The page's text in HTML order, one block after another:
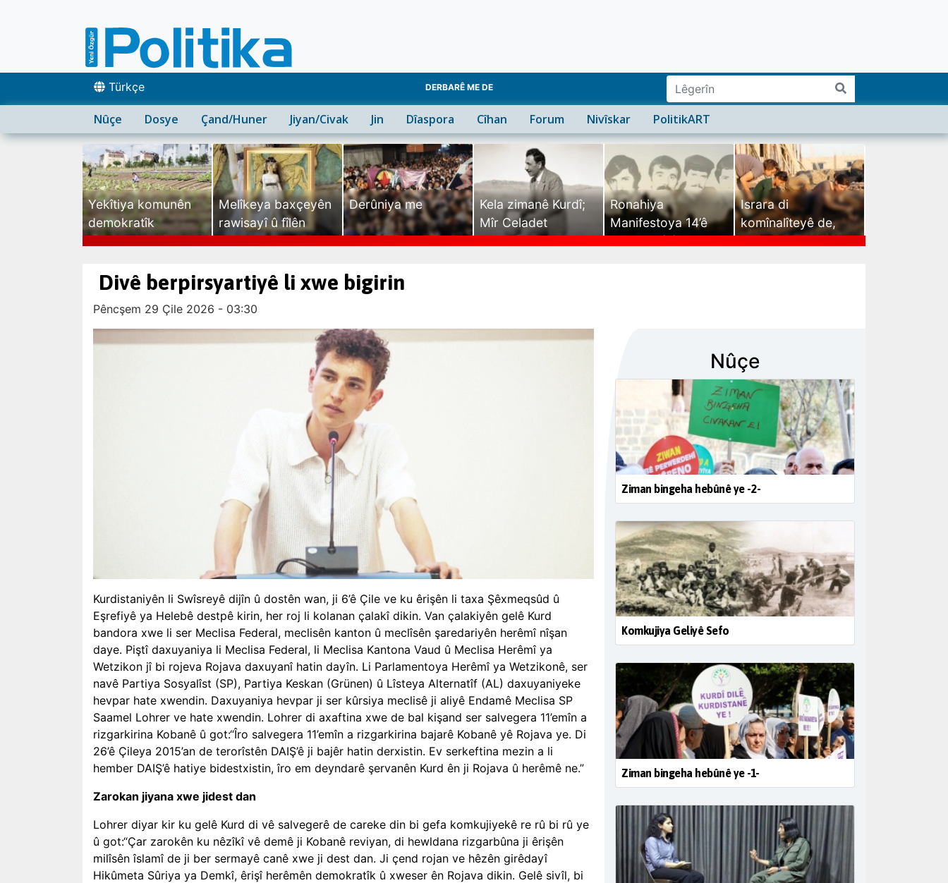
Türkçe DERBARÊ ME DE
Nûçe Dosye Çand/Huner Jiyan/Civak Jin Dîaspora Cîhan Forum Nivîskar PolitikART
Yekîtiya komunên
demokratîk
Melîkeya baxçeyên
rawisayî û fîlên
Derûniya me
Kela zimanê Kurdî;
Mîr Celadet
Ronahiya
Manifestoya 14’ê
Israra di
komînalîteyê de,
Divê berpirsyartiyê li xwe bigirin
Pêncşem 29 Çile 2026 - 03:30
Kurdistaniyên li Swîsreyê dijîn û dostên wan, ji 6’ê Çile ve ku êrişên li taxa Şêxmeqsûd û
Eşrefiyê ya Helebê destpê kirin, her roj li kolanan çalakî dikin. Van çalakiyên gelê Kurd
bandora xwe li ser Meclisa Federal, meclisên kanton û meclîsên şaredariyên herêmî nîşan
daye. Piştî daxuyaniya li Meclisa Federal, li Meclisa Kantona Vaud û Meclisa Herêmî ya
Wetzikon jî bi rojeva Rojava daxuyanî hatin dayîn. Li Parlamentoya Herêmî ya Wetzikonê, ser
navê Partiya Sosyalîst (SP), Partiya Keskan (Grünen) û Lîsteya Alternatîf (AL) daxuyaniyeke
hevpar hate xwendin. Daxuyaniya hevpar ji ser kûrsiya meclisê ji aliyê Endamê Meclisa SP
Saamel Lohrer ve hate xwendin. Lohrer di axaftina xwe de bal kişand ser salvegera 11’emîn a
rizgarkirina Kobanê û got:“Îro salvegera 11’emîn a rizgarkirina bajarê Kobanê yê Rojava ye. Di
26’ê Çileya 2015’an de terorîstên DAIŞ’ê ji bajêr hatin derxistin. Ev serkeftina mezin a li
hember DAIŞ’ê hatiye bidestxistin, îro em deyndarê şervanên Kurd ên ji Rojava û herêmê ne.”
Zarokan jiyana xwe jidest dan
Lohrer diyar kir ku gelê Kurd di vê salvegerê de careke din bi gefa komkujiyekê re rû bi rû ye
û got:“Çar zarokên ku nêzîkî vê demê ji Kobanê reviyan, di hewldana rizgarbûna ji êrişên
milîsên îslamî de ji ber sermayê canê xwe ji dest dan. Ji çend rojan ve hêzên girêdayî
Hikûmeta Sûriya ya Demkî, êrişî herêmên demokratîk û xweser ên Rojava dikin. Gelê sivîl, bi
Nûçe
Ziman bingeha hebûnê ye -2-
Komkujiya Geliyê Sefo
Ziman bingeha hebûnê ye -1-